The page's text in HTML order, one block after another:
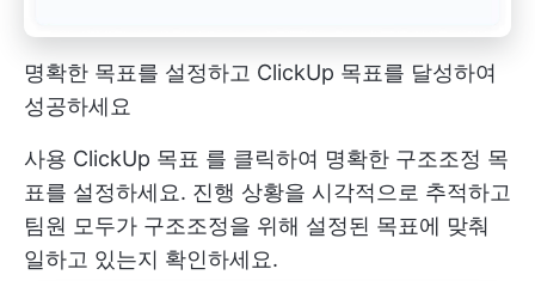
명확한 목표를 설정하고 ClickUp 목표를 달성하여
성공하세요
사용 ClickUp 목표 를 클릭하여 명확한 구조조정 목
표를 설정하세요. 진행 상황을 시각적으로 추적하고
팀원 모두가 구조조정을 위해 설정된 목표에 맞춰
일하고 있는지 확인하세요.